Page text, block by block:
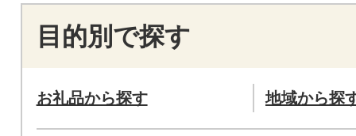
目的別で探す
お礼品から探す 地域から探